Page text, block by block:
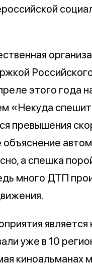
этого года
«Некуда
превышения
объяснение
а спешка
много ДТП
уже в 10